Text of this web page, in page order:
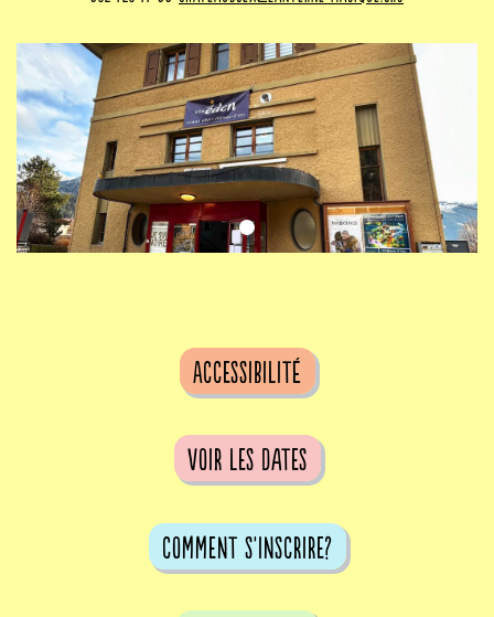
Accessibilité
voir les dates
comment s'inscrire?